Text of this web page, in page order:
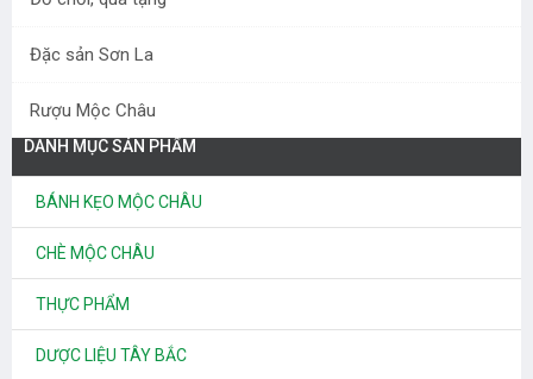
Đặc sản Sơn La
Rượu Mộc Châu
DANH MỤC SẢN PHẨM
BÁNH KẸO MỘC CHÂU
CHÈ MỘC CHÂU
THỰC PHẨM
DƯỢC LIỆU TÂY BẮC